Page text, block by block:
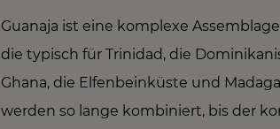
Guanaja ist eine komplexe
die typisch für Trinidad, die
Ghana, die Elfenbeinküste und
werden so lange kombiniert, bis der